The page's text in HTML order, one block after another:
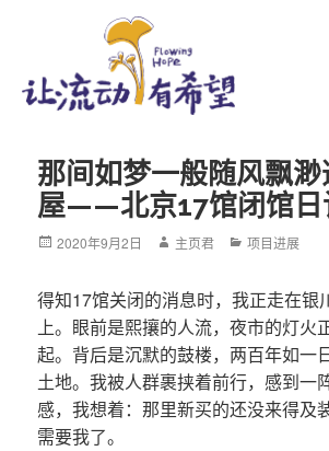
那间如梦一般随风飘
屋——北京17馆闭馆日
Posted
2020年9月2日 Author
主页君 Categories
项目进展
得知17馆关闭的消息时，我正走在银
上。眼前是熙攘的人流，夜市的灯火
起。背后是沉默的鼓楼，两百年如一
土地。我被人群裹挟着前行，感到一
感，我想着：那里新买的还没来得及
需要我了。